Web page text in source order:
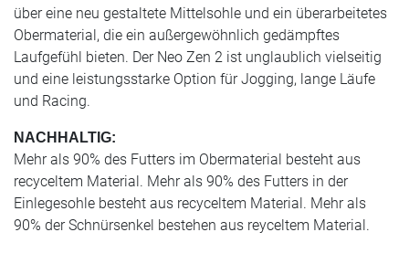
über eine neu gestaltete Mittelsohle und ein überarbeitetes
Obermaterial, die ein außergewöhnlich gedämpftes
Laufgefühl bieten. Der Neo Zen 2 ist unglaublich vielseitig
und eine leistungsstarke Option für Jogging, lange Läufe
und Racing.
NACHHALTIG:
Mehr als 90% des Futters im Obermaterial besteht aus
recyceltem Material. Mehr als 90% des Futters in der
Einlegesohle besteht aus recyceltem Material. Mehr als
90% der Schnürsenkel bestehen aus reyceltem Material.